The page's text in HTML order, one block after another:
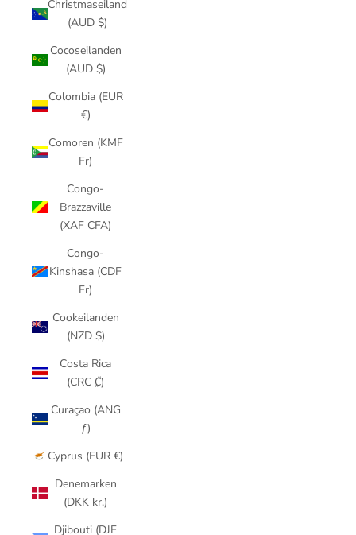
Christmaseiland
(AUD $)
Cocoseilanden
(AUD $)
Colombia (EUR
€)
Comoren (KMF
Fr)
Congo-
Brazzaville
(XAF CFA)
Congo-
Kinshasa (CDF
Fr)
Cookeilanden
(NZD $)
Costa Rica
(CRC ₡)
Curaçao (ANG
ƒ)
Cyprus (EUR €)
Denemarken
(DKK kr.)
Djibouti (DJF